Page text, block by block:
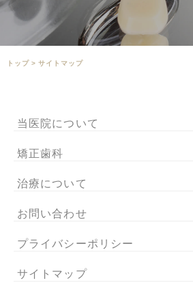
トップ > サイトマップ
当医院について
矯正歯科
治療について
お問い合わせ
プライバシーポリシー
サイトマップ